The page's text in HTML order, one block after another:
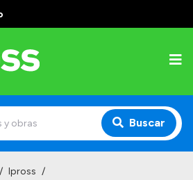
Buscar
/ Ipross /